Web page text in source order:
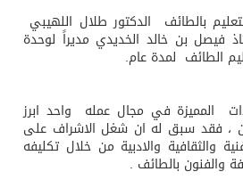
نادي سباقات الخيل يوقّع اتفاقية رعاية مع تطبيق ميدان
بالطائف الدكتور طلال اللهيبي
فيصل بن خالد الخديدي مديراً لوحدة
الطائف لمدة عام.
المميزة في مجال عمله واحد ابرز
، فقد سبق له ان شغل الاشراف على
والثقافية والادبية من خلال تكليفه
والفنون بالطائف .